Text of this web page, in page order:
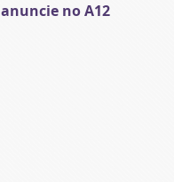
anuncie no A12